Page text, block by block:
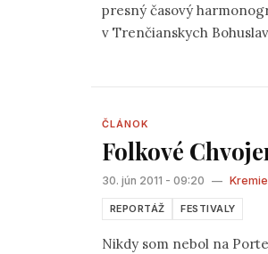
presný časový
v Trenčianskych
ČLÁNOK
Folkové
30. jún 2011 - 09:20 —
REPORTÁŽ FESTIVALY
Nikdy som nebol na